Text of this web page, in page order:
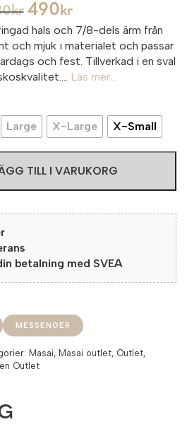
kr 490 kr
hals och 7/8-dels ärm från
och mjuk i materialet och passar
och fest. Tillverkad i en sval
Läs mer...
Large X-Large X-Small
TILL I VARUKORG
betalning med SVEA
MESSENGER
Masai, Masai outlet, Outlet,
Outlet